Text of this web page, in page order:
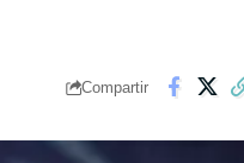
Compartir